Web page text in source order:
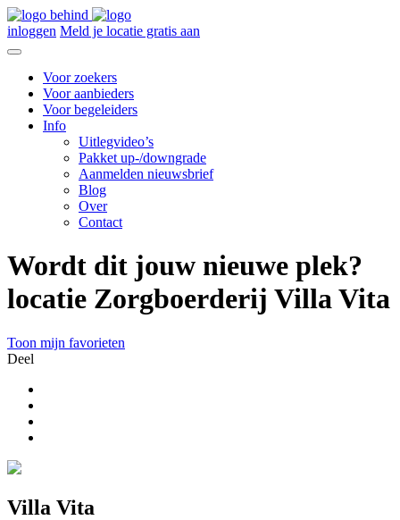
inloggen Meld je locatie gratis aan
Voor zoekers
Voor aanbieders
Voor begeleiders
Info
Uitlegvideo’s
Pakket up-/downgrade
Aanmelden nieuwsbrief
Blog
Over
Contact
Wordt dit jouw nieuwe plek?
locatie Zorgboerderij Villa Vita
Toon mijn favorieten
Deel
Villa Vita